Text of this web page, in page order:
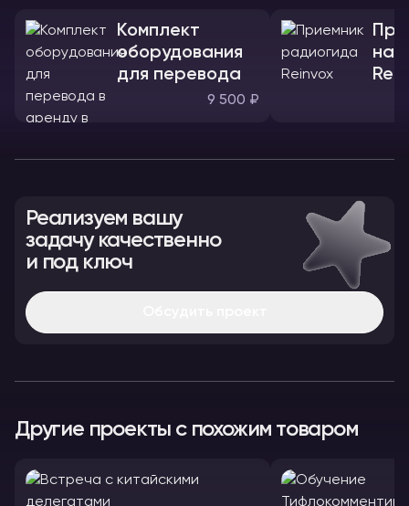
Комплект
оборудования
для перевода
9 500 ₽
Реализуем вашу
задачу качественно
и под ключ
Другие проекты с похожим товаром